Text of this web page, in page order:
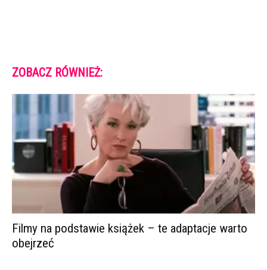
ZOBACZ RÓWNIEŻ:
Filmy na podstawie książek – te adaptacje warto
obejrzeć